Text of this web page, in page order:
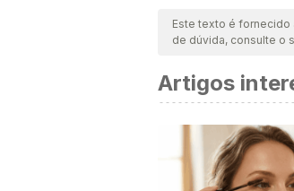
Este texto é fornecido
de dúvida, consulte o
Artigos